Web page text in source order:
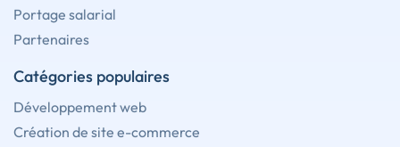
Portage salarial
Partenaires
Catégories populaires
Développement web
Création de site e-commerce